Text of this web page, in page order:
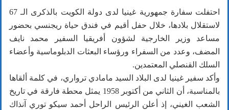
احتفلت سفارة جمهورية غينيا لدى دولة الكويت بالذكرى الـ 67
لاستقلال بلادها، خلال حفل أقيم في فندق حياة ريجنسي بحضور
مساعد وزير الخارجية لشؤون أفريقيا السفير محمد نايف
المضف، وعدد من السفراء ورؤساء البعثات الدبلوماسية وأعضاء
السلك القنصلي المعتمدين.
وأكد سفير غينيا لدى البلاد السيد مامادي ترواري، في كلمة ألقاها
بالمناسبة، أن الثاني من أكتوبر 1958 يمثل محطة فارقة في تاريخ
الشعب الغيني، إذ أعلن الرئيس الراحل أحمد سيكو توري آنذاك